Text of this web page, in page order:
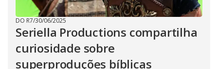
DO R7/30/06/2025
Seriella Productions compartilha
curiosidade sobre
superproduções bíblicas